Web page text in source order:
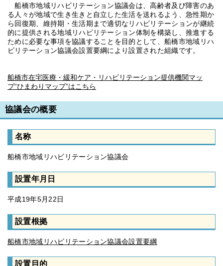
船橋市地域リハビリテーション協議会は、高齢者及び障害のあ
る人々が地域で生き生きと自立した生活を送れるよう、急性期か
ら回復期、維持期・生活期まで適切なリハビリテーションが継続
的に提供される地域リハビリテーション体制を構築し、推進する
ために必要な事項を協議することを目的として、船橋市地域リハ
ビリテーション協議会設置要綱により設置された組織です。
船橋市在宅医療・緩和ケア・リハビリテーション提供機関マッ
プ“ひまわりマップ”はこちら
協議会の概要
名称
船橋市地域リハビリテーション協議会
設置年月日
平成19年5月22日
設置根拠
船橋市地域リハビリテーション協議会設置要綱
設置目的